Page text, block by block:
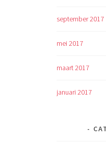
september 2017
mei 2017
maart 2017
januari 2017